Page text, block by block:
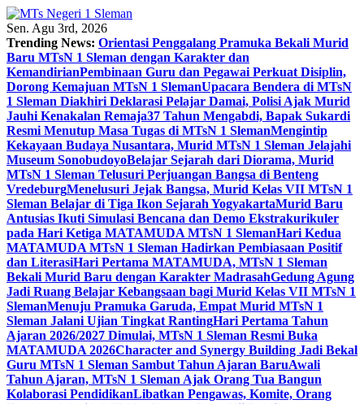
Skip
to
content
Sen. Agu 3rd, 2026
Trending News: Orientasi Penggalang Pramuka Bekali Murid
Baru MTsN 1 Sleman dengan Karakter dan
KemandirianPembinaan Guru dan Pegawai Perkuat Disiplin,
Dorong Kemajuan MTsN 1 SlemanUpacara Bendera di MTsN
1 Sleman Diakhiri Deklarasi Pelajar Damai, Polisi Ajak Murid
Jauhi Kenakalan Remaja37 Tahun Mengabdi, Bapak Sukardi
Resmi Menutup Masa Tugas di MTsN 1 SlemanMengintip
Kekayaan Budaya Nusantara, Murid MTsN 1 Sleman Jelajahi
Museum SonobudoyoBelajar Sejarah dari Diorama, Murid
MTsN 1 Sleman Telusuri Perjuangan Bangsa di Benteng
VredeburgMenelusuri Jejak Bangsa, Murid Kelas VII MTsN 1
Sleman Belajar di Tiga Ikon Sejarah YogyakartaMurid Baru
Antusias Ikuti Simulasi Bencana dan Demo Ekstrakurikuler
pada Hari Ketiga MATAMUDA MTsN 1 SlemanHari Kedua
MATAMUDA MTsN 1 Sleman Hadirkan Pembiasaan Positif
dan LiterasiHari Pertama MATAMUDA, MTsN 1 Sleman
Bekali Murid Baru dengan Karakter MadrasahGedung Agung
Jadi Ruang Belajar Kebangsaan bagi Murid Kelas VII MTsN 1
SlemanMenuju Pramuka Garuda, Empat Murid MTsN 1
Sleman Jalani Ujian Tingkat RantingHari Pertama Tahun
Ajaran 2026/2027 Dimulai, MTsN 1 Sleman Resmi Buka
MATAMUDA 2026Character and Synergy Building Jadi Bekal
Guru MTsN 1 Sleman Sambut Tahun Ajaran BaruAwali
Tahun Ajaran, MTsN 1 Sleman Ajak Orang Tua Bangun
Kolaborasi PendidikanLibatkan Pengawas, Komite, Orang